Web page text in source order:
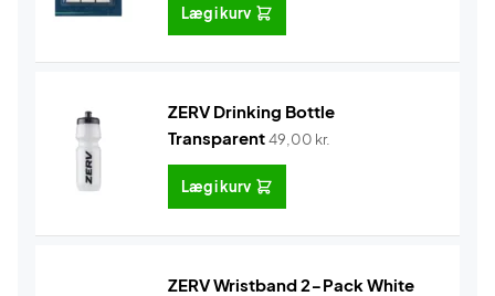
Læg i kurv
ZERV Drinking Bottle
Transparent49,00 kr.
Læg i kurv
ZERV Wristband 2-Pack White